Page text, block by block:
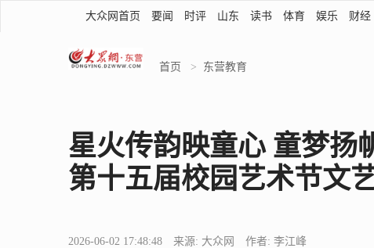
大众网首页 要闻 时评 山东 读书 体育 娱乐 财经
首页 > 东营教育
星火传韵映童心 童梦
第十五届校园艺术节文
2026-06-02 17:48:48 来源: 大众网 作者: 李江峰